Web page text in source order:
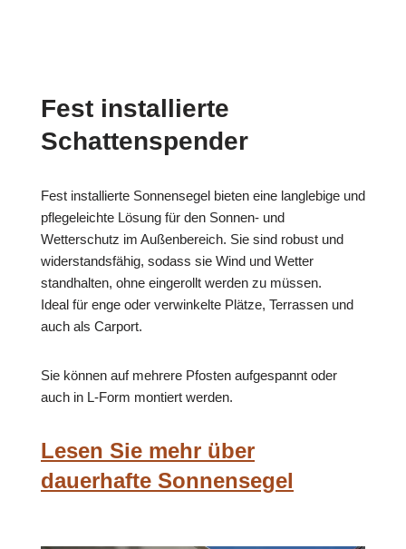
Fest installierte
Schattenspender
Fest installierte Sonnensegel bieten eine langlebige und
pflegeleichte Lösung für den Sonnen- und
Wetterschutz im Außenbereich. Sie sind robust und
widerstandsfähig, sodass sie Wind und Wetter
standhalten, ohne eingerollt werden zu müssen.
Ideal für enge oder verwinkelte Plätze, Terrassen und
auch als Carport.
Sie können auf mehrere Pfosten aufgespannt oder
auch in L-Form montiert werden.
Lesen Sie mehr über
dauerhafte Sonnensegel